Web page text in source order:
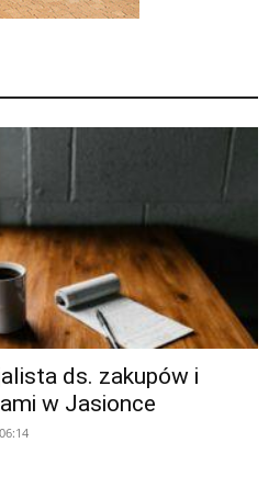
ds. zakupów i
w Jasionce